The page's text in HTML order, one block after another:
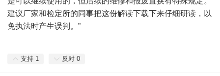
建议厂家和检定所的同事把这份解读下载下来仔细研读，以
免执法时产生误判。”
支持 1 反对 0